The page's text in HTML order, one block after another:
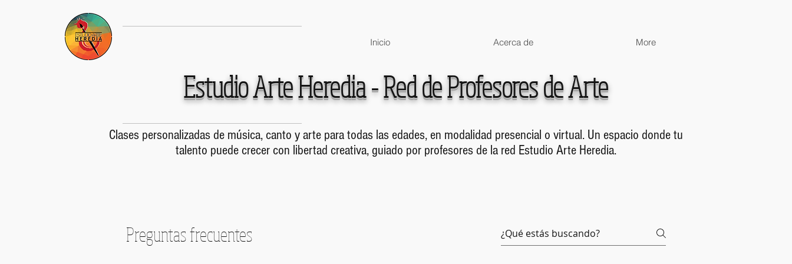
Inicio Acerca de More
Estudio Arte Heredia - Red de Profesores de Arte
Clases personalizadas de música, canto y arte para todas las edades, en modalidad presencial o virtual. Un espacio donde tu
talento puede crecer con libertad creativa, guiado por profesores de la red Estudio Arte Heredia.
Preguntas frecuentes